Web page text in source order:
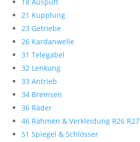
21 Kupplung
23 Getriebe
26 Kardanwelle
31 Telegabel
32 Lenkung
33 Antrieb
34 Bremsen
36 Räder
46 Rahmen & Verkleidung R26 R27
51 Spiegel & Schlösser